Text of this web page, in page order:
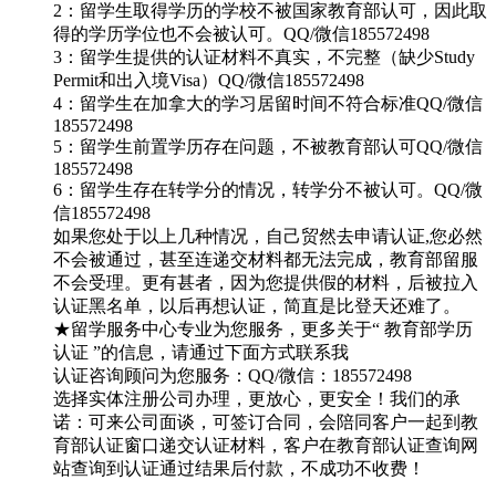
2：留学生取得学历的学校不被国家教育部认可，因此取
得的学历学位也不会被认可。QQ/微信185572498
3：留学生提供的认证材料不真实，不完整（缺少Study
Permit和出入境Visa）QQ/微信185572498
4：留学生在加拿大的学习居留时间不符合标准QQ/微信
185572498
5：留学生前置学历存在问题，不被教育部认可QQ/微信
185572498
6：留学生存在转学分的情况，转学分不被认可。QQ/微
信185572498
如果您处于以上几种情况，自己贸然去申请认证,您必然
不会被通过，甚至连递交材料都无法完成，教育部留服
不会受理。更有甚者，因为您提供假的材料，后被拉入
认证黑名单，以后再想认证，简直是比登天还难了。
★留学服务中心专业为您服务，更多关于“ 教育部学历
认证 ”的信息，请通过下面方式联系我
认证咨询顾问为您服务：QQ/微信：185572498
选择实体注册公司办理，更放心，更安全！我们的承
诺：可来公司面谈，可签订合同，会陪同客户一起到教
育部认证窗口递交认证材料，客户在教育部认证查询网
站查询到认证通过结果后付款，不成功不收费！